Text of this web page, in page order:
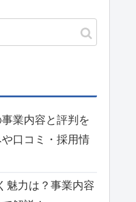
業内容と評判を
口コミ・採用情
魅力は？事業内容